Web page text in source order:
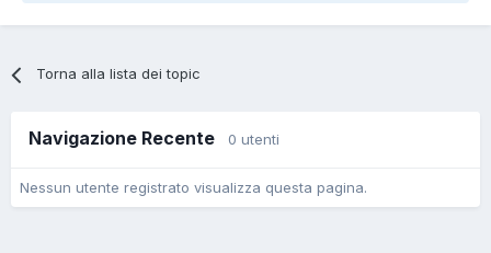
Torna alla lista dei topic
Navigazione Recente 0 utenti
Nessun utente registrato visualizza questa pagina.